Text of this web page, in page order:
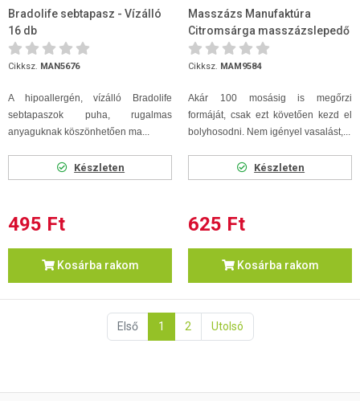
Bradolife sebtapasz - Vízálló
16 db
Cikksz. MAN5676
A hipoallergén, vízálló Bradolife
sebtapaszok puha, rugalmas
anyaguknak köszönhetően ma...
Készleten
495 Ft
Kosárba rakom
Masszázs Manufaktúra
Citromsárga masszázslepedő
80 x 200
Cikksz. MAM9584
Akár 100 mosásig is megőrzi
formáját, csak ezt követően kezd el
bolyhosodni. Nem igényel vasalást,...
Készleten
625 Ft
Kosárba rakom
Első 1 2 Utolsó